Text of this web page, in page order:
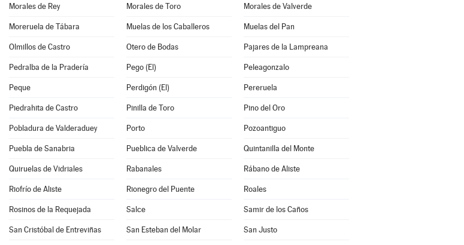
Morales de Rey Morales de Toro Morales de Valverde
Moreruela de Tábara Muelas de los Caballeros Muelas del Pan
Olmillos de Castro Otero de Bodas Pajares de la Lampreana
Pedralba de la Pradería Pego (El) Peleagonzalo
Peque Perdigón (El) Pereruela
Piedrahita de Castro Pinilla de Toro Pino del Oro
Pobladura de Valderaduey Porto Pozoantiguo
Puebla de Sanabria Pueblica de Valverde Quintanilla del Monte
Quiruelas de Vidriales Rabanales Rábano de Aliste
Riofrío de Aliste Rionegro del Puente Roales
Rosinos de la Requejada Salce Samir de los Caños
San Cristóbal de Entreviñas San Esteban del Molar San Justo